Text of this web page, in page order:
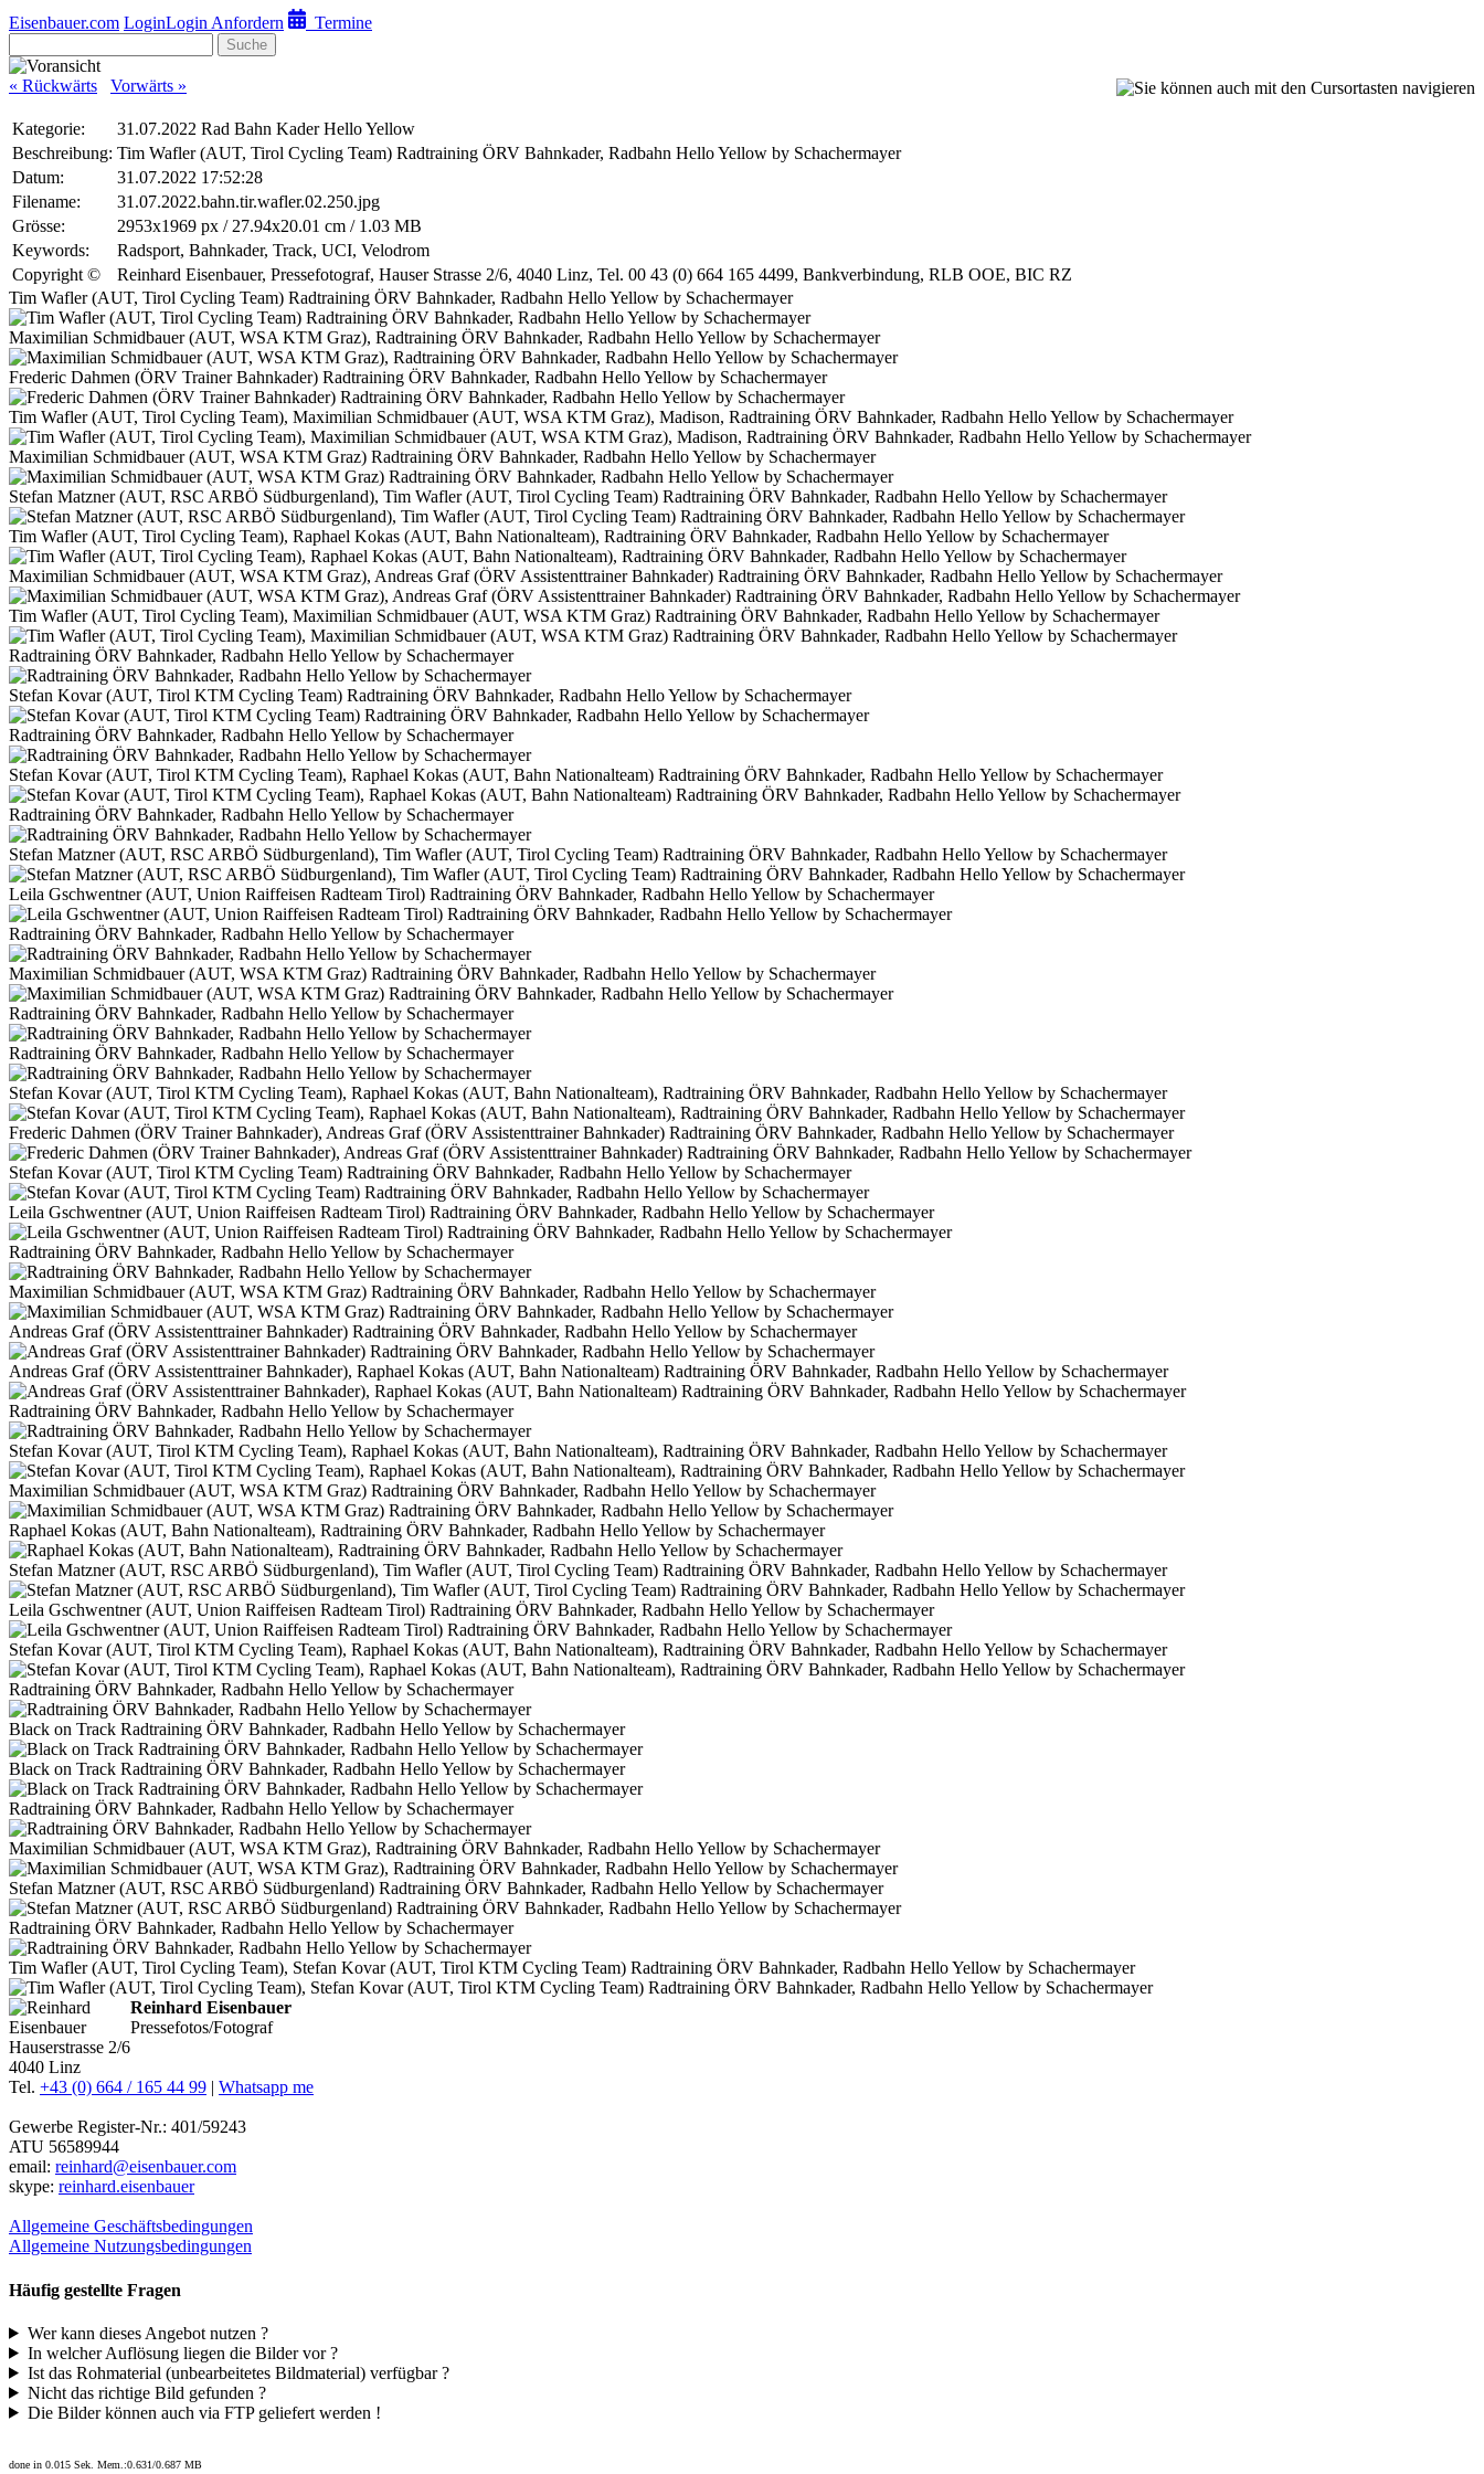
Eisenbauer.com LoginLogin Anfordern Termine
Suche
« Rückwärts Vorwärts »
Kategorie:
31.07.2022 Rad Bahn Kader Hello Yellow
Beschreibung: Tim Wafler (AUT, Tirol Cycling Team) Radtraining ÖRV Bahnkader, Radbahn Hello Yellow by Schachermayer
Datum:
31.07.2022 17:52:28
Filename:
31.07.2022.bahn.tir.wafler.02.250.jpg
Grösse:
2953x1969 px / 27.94x20.01 cm / 1.03 MB
Keywords:
Radsport, Bahnkader, Track, UCI, Velodrom
Copyright ©
Reinhard Eisenbauer, Pressefotograf, Hauser Strasse 2/6, 4040 Linz, Tel. 00 43 (0) 664 165 4499, Bankverbindung, RLB OOE, BIC RZ
Tim Wafler (AUT, Tirol Cycling Team) Radtraining ÖRV Bahnkader, Radbahn Hello Yellow by Schachermayer
Maximilian Schmidbauer (AUT, WSA KTM Graz), Radtraining ÖRV Bahnkader, Radbahn Hello Yellow by Schachermayer
Frederic Dahmen (ÖRV Trainer Bahnkader) Radtraining ÖRV Bahnkader, Radbahn Hello Yellow by Schachermayer
Tim Wafler (AUT, Tirol Cycling Team), Maximilian Schmidbauer (AUT, WSA KTM Graz), Madison, Radtraining ÖRV Bahnkader, Radbahn Hello Yellow by Schachermayer
Maximilian Schmidbauer (AUT, WSA KTM Graz) Radtraining ÖRV Bahnkader, Radbahn Hello Yellow by Schachermayer
Stefan Matzner (AUT, RSC ARBÖ Südburgenland), Tim Wafler (AUT, Tirol Cycling Team) Radtraining ÖRV Bahnkader, Radbahn Hello Yellow by Schachermayer
Tim Wafler (AUT, Tirol Cycling Team), Raphael Kokas (AUT, Bahn Nationalteam), Radtraining ÖRV Bahnkader, Radbahn Hello Yellow by Schachermayer
Maximilian Schmidbauer (AUT, WSA KTM Graz), Andreas Graf (ÖRV Assistenttrainer Bahnkader) Radtraining ÖRV Bahnkader, Radbahn Hello Yellow by Schachermayer
Tim Wafler (AUT, Tirol Cycling Team), Maximilian Schmidbauer (AUT, WSA KTM Graz) Radtraining ÖRV Bahnkader, Radbahn Hello Yellow by Schachermayer
Radtraining ÖRV Bahnkader, Radbahn Hello Yellow by Schachermayer
Stefan Kovar (AUT, Tirol KTM Cycling Team) Radtraining ÖRV Bahnkader, Radbahn Hello Yellow by Schachermayer
Radtraining ÖRV Bahnkader, Radbahn Hello Yellow by Schachermayer
Stefan Kovar (AUT, Tirol KTM Cycling Team), Raphael Kokas (AUT, Bahn Nationalteam) Radtraining ÖRV Bahnkader, Radbahn Hello Yellow by Schachermayer
Radtraining ÖRV Bahnkader, Radbahn Hello Yellow by Schachermayer
Stefan Matzner (AUT, RSC ARBÖ Südburgenland), Tim Wafler (AUT, Tirol Cycling Team) Radtraining ÖRV Bahnkader, Radbahn Hello Yellow by Schachermayer
Leila Gschwentner (AUT, Union Raiffeisen Radteam Tirol) Radtraining ÖRV Bahnkader, Radbahn Hello Yellow by Schachermayer
Radtraining ÖRV Bahnkader, Radbahn Hello Yellow by Schachermayer
Maximilian Schmidbauer (AUT, WSA KTM Graz) Radtraining ÖRV Bahnkader, Radbahn Hello Yellow by Schachermayer
Radtraining ÖRV Bahnkader, Radbahn Hello Yellow by Schachermayer
Radtraining ÖRV Bahnkader, Radbahn Hello Yellow by Schachermayer
Stefan Kovar (AUT, Tirol KTM Cycling Team), Raphael Kokas (AUT, Bahn Nationalteam), Radtraining ÖRV Bahnkader, Radbahn Hello Yellow by Schachermayer
Frederic Dahmen (ÖRV Trainer Bahnkader), Andreas Graf (ÖRV Assistenttrainer Bahnkader) Radtraining ÖRV Bahnkader, Radbahn Hello Yellow by Schachermayer
Stefan Kovar (AUT, Tirol KTM Cycling Team) Radtraining ÖRV Bahnkader, Radbahn Hello Yellow by Schachermayer
Leila Gschwentner (AUT, Union Raiffeisen Radteam Tirol) Radtraining ÖRV Bahnkader, Radbahn Hello Yellow by Schachermayer
Radtraining ÖRV Bahnkader, Radbahn Hello Yellow by Schachermayer
Maximilian Schmidbauer (AUT, WSA KTM Graz) Radtraining ÖRV Bahnkader, Radbahn Hello Yellow by Schachermayer
Andreas Graf (ÖRV Assistenttrainer Bahnkader) Radtraining ÖRV Bahnkader, Radbahn Hello Yellow by Schachermayer
Andreas Graf (ÖRV Assistenttrainer Bahnkader), Raphael Kokas (AUT, Bahn Nationalteam) Radtraining ÖRV Bahnkader, Radbahn Hello Yellow by Schachermayer
Radtraining ÖRV Bahnkader, Radbahn Hello Yellow by Schachermayer
Stefan Kovar (AUT, Tirol KTM Cycling Team), Raphael Kokas (AUT, Bahn Nationalteam), Radtraining ÖRV Bahnkader, Radbahn Hello Yellow by Schachermayer
Maximilian Schmidbauer (AUT, WSA KTM Graz) Radtraining ÖRV Bahnkader, Radbahn Hello Yellow by Schachermayer
Raphael Kokas (AUT, Bahn Nationalteam), Radtraining ÖRV Bahnkader, Radbahn Hello Yellow by Schachermayer
Stefan Matzner (AUT, RSC ARBÖ Südburgenland), Tim Wafler (AUT, Tirol Cycling Team) Radtraining ÖRV Bahnkader, Radbahn Hello Yellow by Schachermayer
Leila Gschwentner (AUT, Union Raiffeisen Radteam Tirol) Radtraining ÖRV Bahnkader, Radbahn Hello Yellow by Schachermayer
Stefan Kovar (AUT, Tirol KTM Cycling Team), Raphael Kokas (AUT, Bahn Nationalteam), Radtraining ÖRV Bahnkader, Radbahn Hello Yellow by Schachermayer
Radtraining ÖRV Bahnkader, Radbahn Hello Yellow by Schachermayer
Black on Track Radtraining ÖRV Bahnkader, Radbahn Hello Yellow by Schachermayer
Black on Track Radtraining ÖRV Bahnkader, Radbahn Hello Yellow by Schachermayer
Radtraining ÖRV Bahnkader, Radbahn Hello Yellow by Schachermayer
Maximilian Schmidbauer (AUT, WSA KTM Graz), Radtraining ÖRV Bahnkader, Radbahn Hello Yellow by Schachermayer
Stefan Matzner (AUT, RSC ARBÖ Südburgenland) Radtraining ÖRV Bahnkader, Radbahn Hello Yellow by Schachermayer
Radtraining ÖRV Bahnkader, Radbahn Hello Yellow by Schachermayer
Tim Wafler (AUT, Tirol Cycling Team), Stefan Kovar (AUT, Tirol KTM Cycling Team) Radtraining ÖRV Bahnkader, Radbahn Hello Yellow by Schachermayer
Reinhard Eisenbauer
Pressefotos/Fotograf
Hauserstrasse 2/6
4040 Linz
Tel. +43 (0) 664 / 165 44 99 | Whatsapp me
Gewerbe Register-Nr.: 401/59243
ATU 56589944
email: reinhard@eisenbauer.com
skype: reinhard.eisenbauer
Allgemeine Geschäftsbedingungen
Allgemeine Nutzungsbedingungen
Häufig gestellte Fragen
Wer kann dieses Angebot nutzen ?
In welcher Auflösung liegen die Bilder vor ?
Ist das Rohmaterial (unbearbeitetes Bildmaterial) verfügbar ?
Nicht das richtige Bild gefunden ?
Die Bilder können auch via FTP geliefert werden !
done in 0.015 Sek. Mem.:0.631/0.687 MB